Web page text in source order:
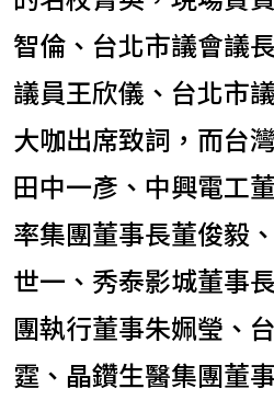
智倫、台北市議會議
議員王欣儀、台北市
大咖出席致詞，而台
田中一彥、中興電工
率集團董事長董俊毅
世一、秀泰影城董事
團執行董事朱姵瑩、
霆、晶鑽生醫集團董